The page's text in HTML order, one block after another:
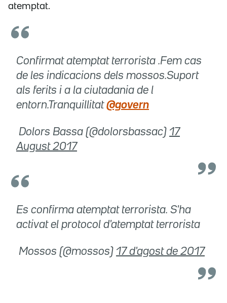
atemptat.
Confirmat atemptat terrorista .Fem cas
de les indicacions dels mossos.Suport
als ferits i a la ciutadania de l
entorn.Tranquillitat @govern
 Dolors Bassa (@dolorsbassac) 17
August 2017
Es confirma atemptat terrorista. S'ha
activat el protocol d'atemptat terrorista
 Mossos (@mossos) 17 d'agost de 2017